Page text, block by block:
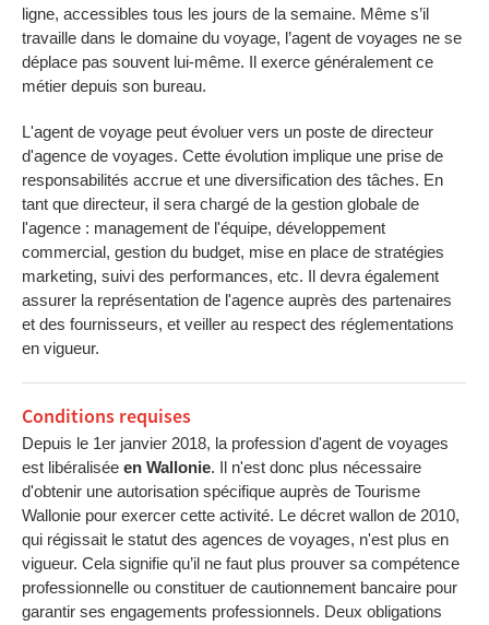
ligne, accessibles tous les jours de la semaine. Même s’il
travaille dans le domaine du voyage, l’agent de voyages ne se
déplace pas souvent lui-même. Il exerce généralement ce
métier depuis son bureau.
L'agent de voyage peut évoluer vers un poste de directeur
d'agence de voyages. Cette évolution implique une prise de
responsabilités accrue et une diversification des tâches. En
tant que directeur, il sera chargé de la gestion globale de
l'agence : management de l'équipe, développement
commercial, gestion du budget, mise en place de stratégies
marketing, suivi des performances, etc. Il devra également
assurer la représentation de l'agence auprès des partenaires
et des fournisseurs, et veiller au respect des réglementations
en vigueur.
Conditions requises
Depuis le 1er janvier 2018, la profession d'agent de voyages
est libéralisée en Wallonie. Il n'est donc plus nécessaire
d'obtenir une autorisation spécifique auprès de Tourisme
Wallonie pour exercer cette activité. Le décret wallon de 2010,
qui régissait le statut des agences de voyages, n'est plus en
vigueur. Cela signifie qu’il ne faut plus prouver sa compétence
professionnelle ou constituer de cautionnement bancaire pour
garantir ses engagements professionnels. Deux obligations